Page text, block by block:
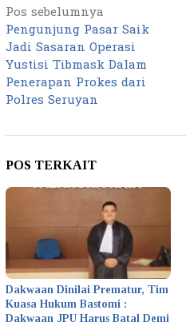
Navigasi
pos
Pos sebelumnya
Pengunjung Pasar Saik
Jadi Sasaran Operasi
Yustisi Tibmask Dalam
Penerapan Prokes dari
Polres Seruyan
POS TERKAIT
Dakwaan Dinilai Prematur, Tim
Kuasa Hukum Bastomi :
Dakwaan JPU Harus Batal Demi